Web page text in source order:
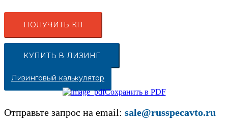
ПОЛУЧИТЬ КП
КУПИТЬ В ЛИЗИНГ
Лизинговый калькулятор
Сохранить в PDF
Отправьте запрос на email: sale@russpecavto.ru